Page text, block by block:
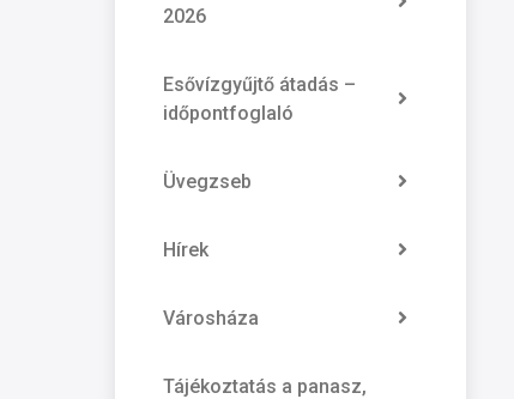
2026
Esővízgyűjtő átadás –
időpontfoglaló
Üvegzseb
Hírek
Városháza
Tájékoztatás a panasz,